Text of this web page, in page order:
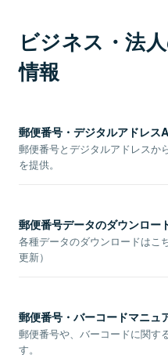
ビジネス・法
情報
郵便番号・デジタルアドレス
郵便番号とデジタルアドレスか
を提供。
郵便番号データのダウンロー
各種データのダウンロードはこ
更新）
郵便番号・バーコードマニュ
郵便番号や、バーコードに関す
す。